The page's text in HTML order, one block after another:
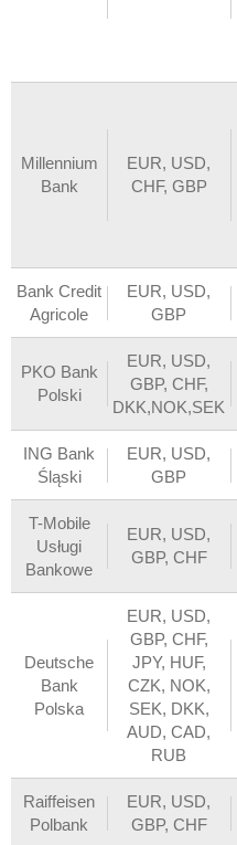
Millennium
Bank
EUR, USD,
CHF, GBP
Bank Credit
Agricole
EUR, USD,
GBP
PKO Bank
Polski
EUR, USD,
GBP, CHF,
DKK,NOK,SEK
ING Bank
Śląski
EUR, USD,
GBP
T-Mobile
Usługi
Bankowe
EUR, USD,
GBP, CHF
Deutsche
Bank
Polska
EUR, USD,
GBP, CHF,
JPY, HUF,
CZK, NOK,
SEK, DKK,
AUD, CAD,
RUB
Raiffeisen
Polbank
EUR, USD,
GBP, CHF